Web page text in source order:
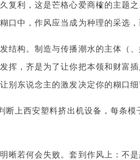
复利，这是芒格心爱商榷的主题
口中，作风应当成为种理的采选
结构。制造与传播潮水的主体（
，齐是为了让你把本领和财富
别东说念主的激发决定你的糊口细
断上西安塑料挤出机设备，每条
晰若何会失败。套到作风上：不是